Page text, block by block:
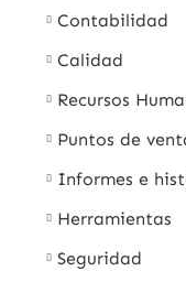
Contabilidad
Calidad
Recursos
Puntos de
Informes e
Herramientas
Seguridad